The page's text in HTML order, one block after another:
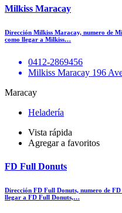
Milkiss Maracay
Dirección Milkiss Maracay, numero de
como llegar a Milkiss…
0412-2869456
Milkiss Maracay 196
Maracay
Heladería
Vista rápida
Agregar a favoritos
FD Full Donuts
Dirección FD Full Donuts, numero de
llegar a FD Full Donuts,…